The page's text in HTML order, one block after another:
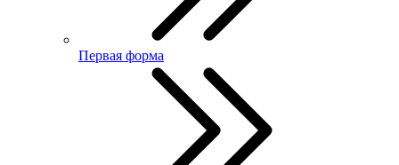
Первая форма